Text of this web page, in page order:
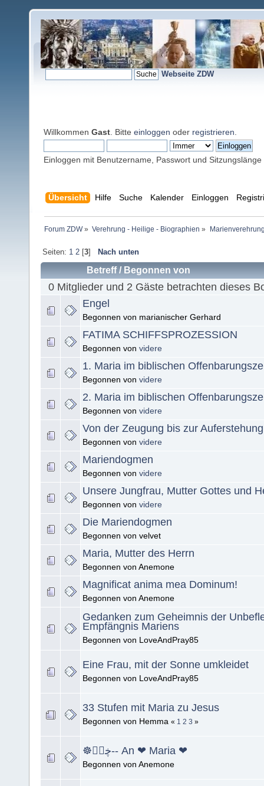
Webseite ZDW
Willkommen Gast . Bitte einloggen oder registrieren
Einloggen mit Benutzername, Passwort und Sitzungslänge
Übersicht Hilfe Suche Kalender Einloggen
Forum ZDW» Verehrung - Heilige - Biographien »
Seiten: 1 2[3] Nach unten
Betreff/ Begonnen von
0 Mitglieder und 2 Gäste betrachten dieses
Engel
Begonnen von marianischer Gerhard
FATIMA SCHIFFSPROZESSION
Begonnen von videre
1. Maria im biblischen
Begonnen von videre
2. Maria im biblischen
Begonnen von videre
Von der Zeugung bis zur Auferstehung
Begonnen von videre
Mariendogmen
Begonnen von videre
Unsere Jungfrau, Mutter Gottes und
Begonnen von videre
Die Mariendogmen
Begonnen von velvet
Maria, Mutter des Herrn
Begonnen von Anemone
Magnificat anima mea Dominum!
Begonnen von Anemone
Gedanken zum Geheimnis der
Empfängnis Mariens
Begonnen von LoveAndPray85
Eine Frau, mit der Sonne umkleidet
Begonnen von LoveAndPray85
33 Stufen mit Maria zu Jesus
Begonnen von Hemma « 1 2 3 »
☸ڿڰۣ-- An ❤ Maria ❤
Begonnen von Anemone